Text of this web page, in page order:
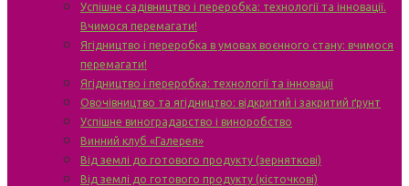
Успішне садівництво і переробка: технології та інновації.
Вчимося перемагати!
Ягідництво і переробка в умовах воєнного стану: вчимося
перемагати!
Ягідництво і переробка: технології та інновації
Овочівництво та ягідництво: відкритий і закритий ґрунт
Успішне виноградарство і виноробство
Винний клуб «Галерея»
Від землі до готового продукту (зерняткові)
Від землі до готового продукту (кісточкові)